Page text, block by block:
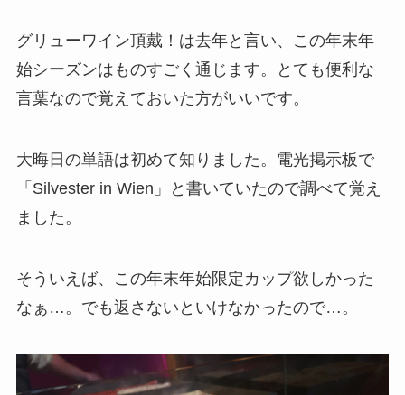
グリューワイン頂戴！は去年と言い、この年末年
始シーズンはものすごく通じます。とても便利な
言葉なので覚えておいた方がいいです。
大晦日の単語は初めて知りました。電光掲示板で
「Silvester in Wien」と書いていたので調べて覚え
ました。
そういえば、この年末年始限定カップ欲しかった
なぁ…。でも返さないといけなかったので…。